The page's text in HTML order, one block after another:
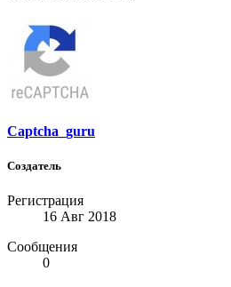
Captcha_guru
Создатель
Регистрация
16 Авг 2018
Сообщения
0